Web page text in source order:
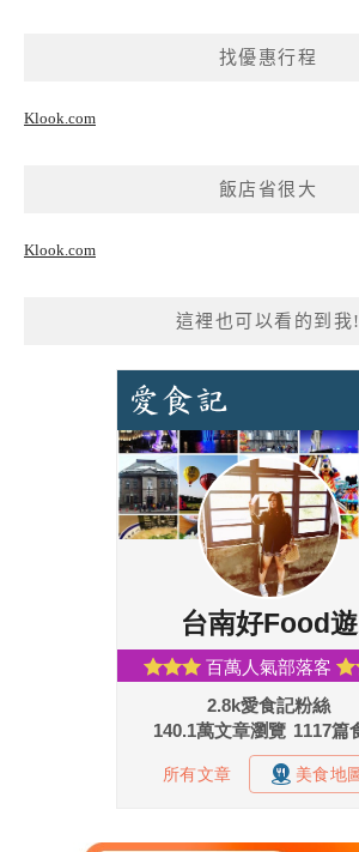
找優惠行程
Klook.com
飯店省很大
Klook.com
這裡也可以看的到我!